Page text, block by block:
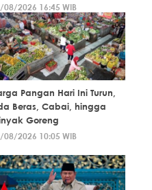
08/2026 16:45 WIB
Pangan Hari Ini Turun,
Beras, Cabai, hingga
Goreng
08/2026 10:05 WIB